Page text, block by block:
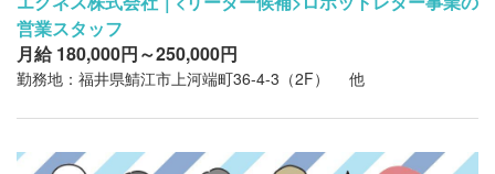
営業スタッフ
月給 180,000円～250,000円
勤務地：福井県鯖江市上河端町36-4-3（2F） 他